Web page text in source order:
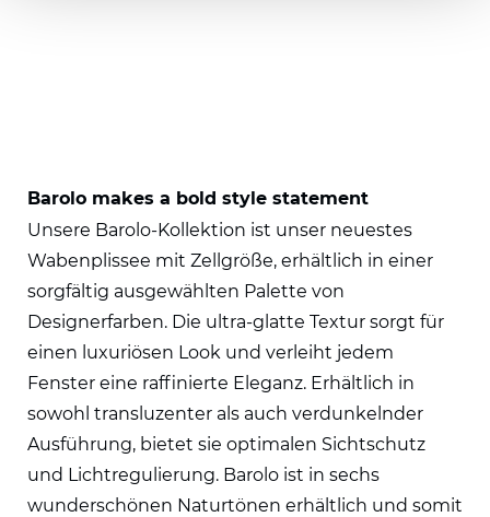
Barolo makes a bold style statement
Unsere Barolo-Kollektion ist unser neuestes
Wabenplissee mit Zellgröße, erhältlich in einer
sorgfältig ausgewählten Palette von
Designerfarben. Die ultra-glatte Textur sorgt für
einen luxuriösen Look und verleiht jedem
Fenster eine raffinierte Eleganz. Erhältlich in
sowohl transluzenter als auch verdunkelnder
Ausführung, bietet sie optimalen Sichtschutz
und Lichtregulierung. Barolo ist in sechs
wunderschönen Naturtönen erhältlich und somit